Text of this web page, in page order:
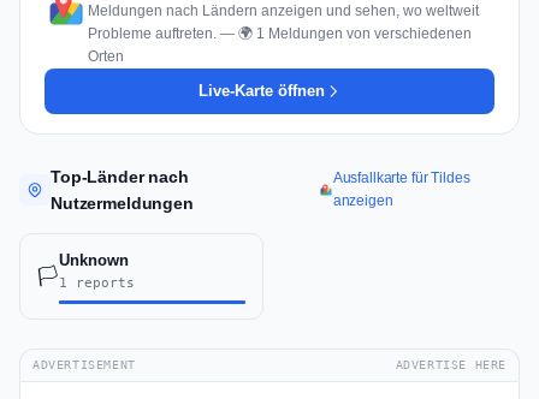
Meldungen nach Ländern anzeigen und sehen, wo weltweit
Probleme auftreten. — 🌍 1 Meldungen von verschiedenen
Orten
Live-Karte öffnen
Top-Länder nach
Nutzermeldungen
Ausfallkarte für Tildes
anzeigen
🏳️
Unknown
1 reports
ADVERTISEMENT ADVERTISE HERE